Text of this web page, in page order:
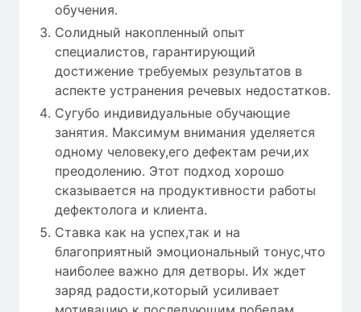
обучения.
Солидный накопленный опыт
специалистов, гарантирующий
достижение требуемых результатов в
аспекте устранения речевых недостатков.
Сугубо индивидуальные обучающие
занятия. Максимум внимания уделяется
одному человеку,его дефектам речи,их
преодолению. Этот подход хорошо
сказывается на продуктивности работы
дефектолога и клиента.
Ставка как на успех,так и на
благоприятный эмоциональный тонус,что
наиболее важно для детворы. Их ждет
заряд радости,который усиливает